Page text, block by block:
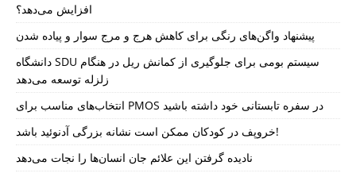
افزایش می‌دهد؟
پیشنهاد واگن‌های رنگی برای کاهش هرج و مرج سوار و پیاده شدن
دانشگاه SDU سیستم بومی برای جلوگیری از کمانش ریل در هنگام
زلزله توسعه می‌دهد
انتخاب‌های مناسب برای PMOS در سفره تابستانی خود داشته باشید
خروپف در کودکان ممکن است نشانه بزرگی آدنوئید باشد!
نادیده گرفتن این علائم جان انسان‌ها را نجات می‌دهد